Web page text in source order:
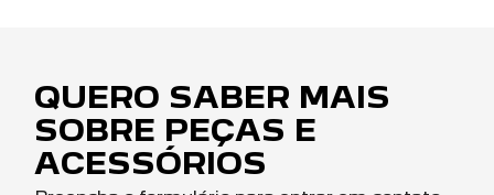
QUERO SABER MAIS
SOBRE PEÇAS E
ACESSÓRIOS